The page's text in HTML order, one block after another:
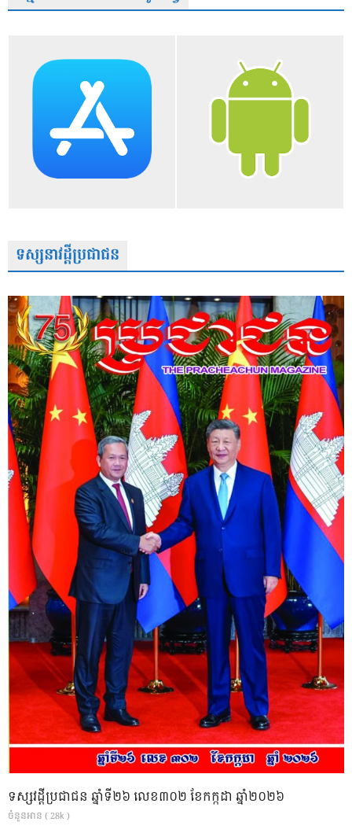
ទស្សនាវដ្តីប្រជាជន
ទស្សវដ្តីប្រជាជន ឆ្នាំទី២៦ លេខ៣០២ ខែកក្កដា ឆ្នាំ២០២៦
ចំនួនអាន ( 28k )